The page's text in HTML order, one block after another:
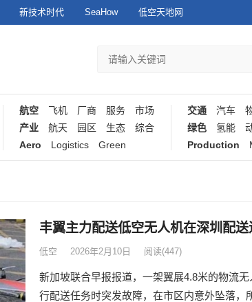
新技术时代 SeaHow 低空天地网
航空 飞机 厂商 服务
市场
产业
航天 园区 生态
综合
Aero
Logistics Green
交通 汽车
绿色
氢能
Production
丰翼主力配送低空无人机在深圳配送
低空 2026年2月10日 阅读(447)
新加坡联合早报报道，一架翼展4.8米的物流
行配送任务时突发故障，在市区内意外坠落，